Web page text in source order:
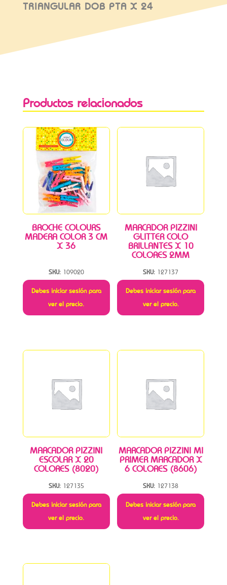
TRIANGULAR DOB PTA X 24
Productos relacionados
BROCHE COLOURS
MADERA COLOR 3 CM
X 36
SKU: 109020
Debes iniciar sesión para
ver el precio.
MARCADOR PIZZINI
GLITTER COLO
BRILLANTES X 10
COLORES 2MM
SKU: 127137
Debes iniciar sesión para
ver el precio.
MARCADOR PIZZINI
ESCOLAR X 20
COLORES (8020)
SKU: 127135
Debes iniciar sesión para
ver el precio.
MARCADOR PIZZINI MI
PRIMER MARCADOR X
6 COLORES (8606)
SKU: 127138
Debes iniciar sesión para
ver el precio.